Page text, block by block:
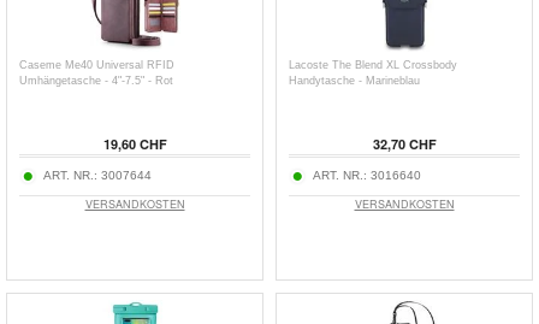
Caseme Me40 Universal RFID
Umhängetasche - 4"-7.5" - Rot
19,60 CHF
ART. NR.: 3007644
VERSANDKOSTEN
Lacoste The Blend XL Crossbody
Handytasche - Marineblau
32,70 CHF
ART. NR.: 3016640
VERSANDKOSTEN